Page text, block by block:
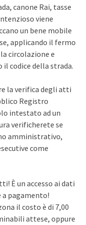
canone Rai, tasse
viene
un bene mobile
applicando il fermo
circolazione e
codice della strada.
la verifica degli atti
Registro
intestato ad un
verificherete se
amministrativo,
come
È un accesso ai dati
a pagamento!
il costo è di 7,00
attese, oppure